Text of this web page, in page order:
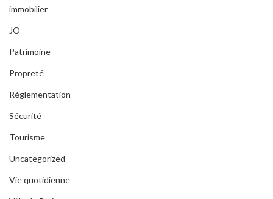
immobilier
JO
Patrimoine
Propreté
Réglementation
Sécurité
Tourisme
Uncategorized
Vie quotidienne